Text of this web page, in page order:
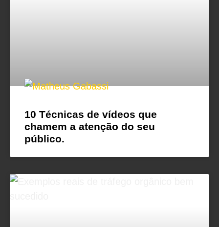
10 Técnicas de vídeos que
chamem a atenção do seu
público.